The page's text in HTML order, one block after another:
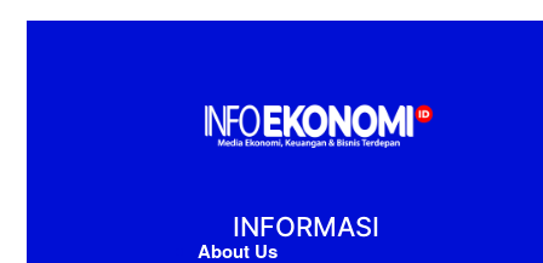
INFORMASI
About Us